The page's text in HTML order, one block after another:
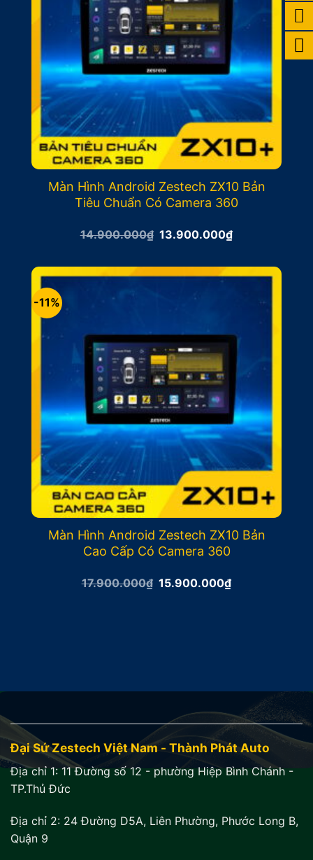
Màn Hình Android Zestech ZX10 Bản
Tiêu Chuẩn Có Camera 360
14.900.000₫ Giá
14.900.000₫.
13.900.000₫Giá
là:
13.900.000₫.
-11%
Màn Hình Android Zestech ZX10 Bản
Cao Cấp Có Camera 360
17.900.000₫ Giá
15.900.000₫Giá
Đại Sứ Zestech Việt Nam - Thành Phát Auto
Địa chỉ 1: 11 Đường số 12 - phường Hiệp Bình Chánh -
TP.Thủ Đức
Địa chỉ 2: 24 Đường D5A, Liên Phường, Phước Long B,
Quận 9